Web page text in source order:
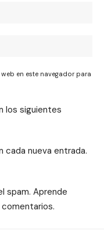
en este navegador para
los siguientes
cada nueva entrada.
spam. Aprende